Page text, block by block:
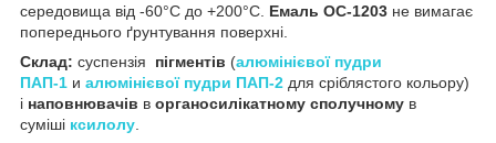
середовища від -60°C до +200°C. Емаль ОС-1203 не вимагає
попереднього ґрунтування поверхні.
Склад: суспензія пігментів (алюмінієвої пудри
ПАП-1 и алюмінієвої пудри ПАП-2 для сріблястого кольору)
і наповнювачів в органосилікатному сполучному в
суміші ксилолу